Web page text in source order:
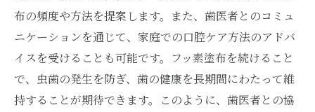
布の頻度や方法を提案します。また、歯医者とのコミュ
ニケーションを通じて、家庭での口腔ケア方法のアドバ
イスを受けることも可能です。フッ素塗布を続けること
で、虫歯の発生を防ぎ、歯の健康を長期間にわたって維
持することが期待できます。このように、歯医者との協